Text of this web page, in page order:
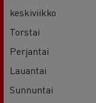
keskiviikko
Torstai
Perjantai
Lauantai
Sunnuntai